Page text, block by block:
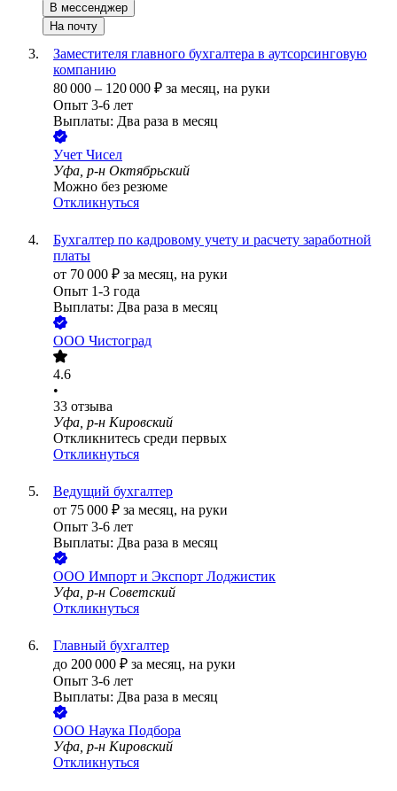
В мессенджер
На почту
Заместителя главного бухгалтера в аутсорсинговую
компанию
80 000 – 120 000 ₽ за месяц, на руки
Опыт 3-6 лет
Выплаты: Два раза в месяц
Учет Чисел
Уфа, р-н Октябрьский
Можно без резюме
Откликнуться
Бухгалтер по кадровому учету и расчету заработной
платы
от 70 000 ₽ за месяц, на руки
Опыт 1-3 года
Выплаты: Два раза в месяц
ООО Чистоград
4.6
•
33 отзыва
Уфа, р-н Кировский
Откликнитесь среди первых
Откликнуться
Ведущий бухгалтер
от 75 000 ₽ за месяц, на руки
Опыт 3-6 лет
Выплаты: Два раза в месяц
ООО Импорт и Экспорт Лоджистик
Уфа, р-н Советский
Откликнуться
Главный бухгалтер
до 200 000 ₽ за месяц, на руки
Опыт 3-6 лет
Выплаты: Два раза в месяц
ООО Наука Подбора
Уфа, р-н Кировский
Откликнуться